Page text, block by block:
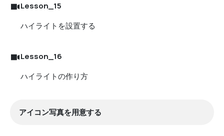
Lesson_15
ハイライトを設置する
Lesson_16
ハイライトの作り方
アイコン写真を用意する